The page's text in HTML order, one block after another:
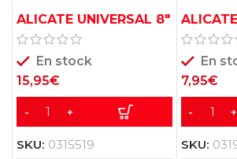
ALICATE UNIVERSAL 8″
KRT602103
En stock
15,95€
SKU: 0315519
En
7,95€
SKU: